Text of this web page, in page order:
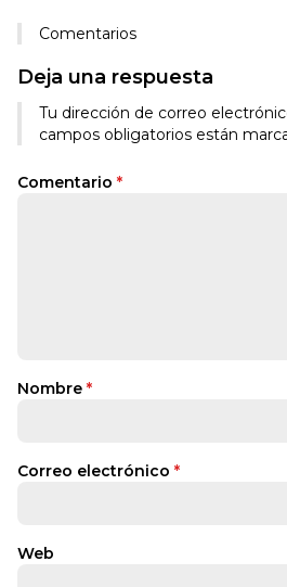
Comentarios
Deja una respuesta
Tu dirección de correo
campos obligatorios están
Comentario *
Nombre *
Correo electrónico *
Web